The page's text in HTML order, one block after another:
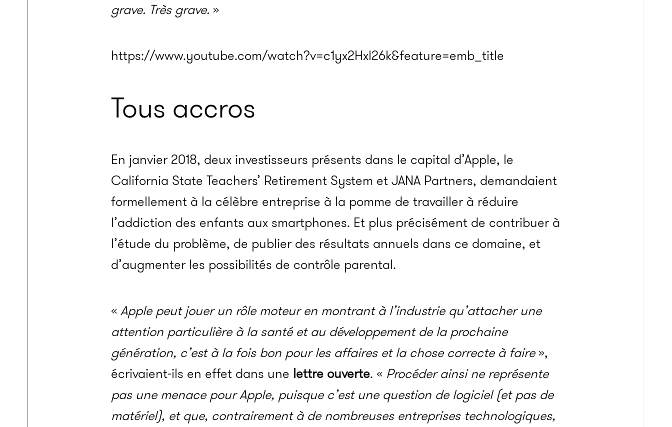
grave. Très grave. »
https://www.youtube.com/watch?v=c1yx2Hxl26k&feature=emb_title
Tous accros
En janvier 2018, deux investisseurs présents dans le capital d’Apple, le
California State Teachers’ Retirement System et JANA Partners, demandaient
formellement à la célèbre entreprise à la pomme de travailler à réduire
l’addiction des enfants aux smartphones. Et plus précisément de contribuer à
l’étude du problème, de publier des résultats annuels dans ce domaine, et
d’augmenter les possibilités de contrôle parental.
«Apple peut jouer un rôle moteur en montrant à l’industrie qu’attacher une
attention particulière à la santé et au développement de la prochaine
génération, c’est à la fois bon pour les affaires et la chose correcte à faire»,
écrivaient-ils en effet dans une lettre ouverte. « Procéder ainsi ne représente
pas une menace pour Apple, puisque c’est une question de logiciel (et pas de
matériel), et que, contrairement à de nombreuses entreprises technologiques,